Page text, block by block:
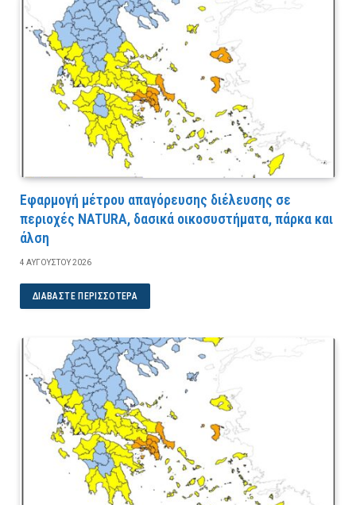
Εφαρμογή μέτρου απαγόρευσης διέλευσης σε
περιοχές NATURA, δασικά οικοσυστήματα, πάρκα και
άλση
4 ΑΥΓΟΎΣΤΟΥ 2026
ΔΙΑΒΆΣΤΕ ΠΕΡΙΣΣΌΤΕΡΑ